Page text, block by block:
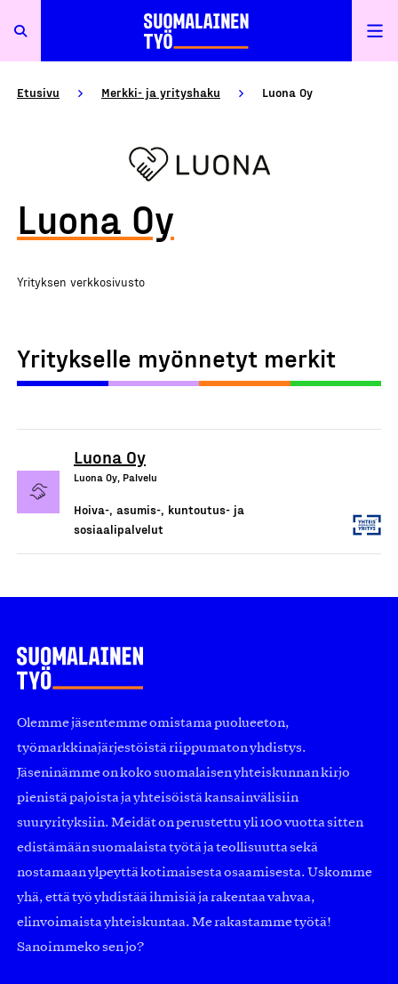
Etusivu Merkki- ja yrityshaku Luona Oy
Luona Oy
Yrityksen verkkosivusto
Yritykselle myönnetyt merkit
Luona Oy
Luona Oy, Palvelu
Hoiva-, asumis-, kuntoutus- ja
sosiaalipalvelut
Olemme jäsentemme omistama puolueeton,
työmarkkinajärjestöistä riippumaton yhdistys.
Jäseninämme on koko suomalaisen yhteiskunnan kirjo
pienistä pajoista ja yhteisöistä kansainvälisiin
suuryrityksiin. Meidät on perustettu yli 100 vuotta sitten
edistämään suomalaista työtä ja teollisuutta sekä
nostamaan ylpeyttä kotimaisesta osaamisesta. Uskomme
yhä, että työ yhdistää ihmisiä ja rakentaa vahvaa,
elinvoimaista yhteiskuntaa. Me rakastamme työtä!
Sanoimmeko sen jo?